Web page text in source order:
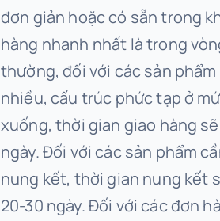
đơn giản hoặc có sẵn trong
hàng nhanh nhất là trong
thường, đối với các sản
nhiều, cấu trúc phức tạp ở
xuống, thời gian giao hàng
ngày. Đối với các sản phẩm
nung kết, thời gian nung kết
20-30 ngày. Đối với các đơn